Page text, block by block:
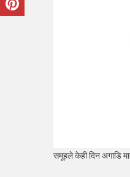
समूहले केही दिन अगाडि